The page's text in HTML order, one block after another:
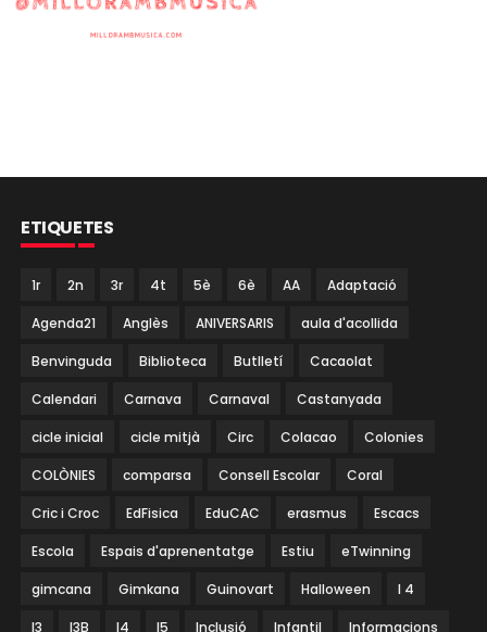
ETIQUETES
1r 2n 3r 4t 5è 6è AA Adaptació
Agenda21 Anglès ANIVERSARIS aula d'acollida
Benvinguda Biblioteca Butlletí Cacaolat
Calendari Carnava Carnaval Castanyada
cicle inicial cicle mitjà Circ Colacao Colonies
COLÒNIES comparsa Consell Escolar Coral
Cric i Croc EdFisica EduCAC erasmus Escacs
Escola Espais d'aprenentatge Estiu eTwinning
gimcana Gimkana Guinovart Halloween I 4
I3 I3B I4 I5 Inclusió Infantil Informacions